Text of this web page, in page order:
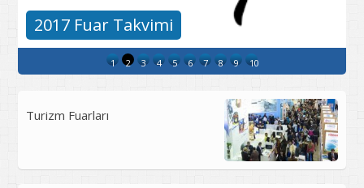
2017 Fuar Takvimi
1 2 3 4 5 6 7 8 9 10
Turizm Fuarları